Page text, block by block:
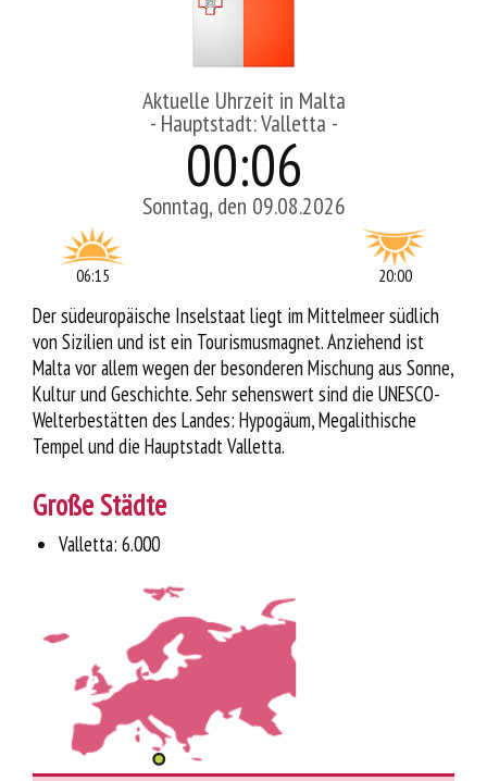
Aktuelle Uhrzeit in Malta
- Hauptstadt: Valletta -
00:06
Sonntag, den 09.08.2026
06:15 20:00
Der südeuropäische Inselstaat liegt im Mittelmeer südlich
von Sizilien und ist ein Tourismusmagnet. Anziehend ist
Malta vor allem wegen der besonderen Mischung aus Sonne,
Kultur und Geschichte. Sehr sehenswert sind die UNESCO-
Welterbestätten des Landes: Hypogäum, Megalithische
Tempel und die Hauptstadt Valletta.
Große Städte
Valletta: 6.000